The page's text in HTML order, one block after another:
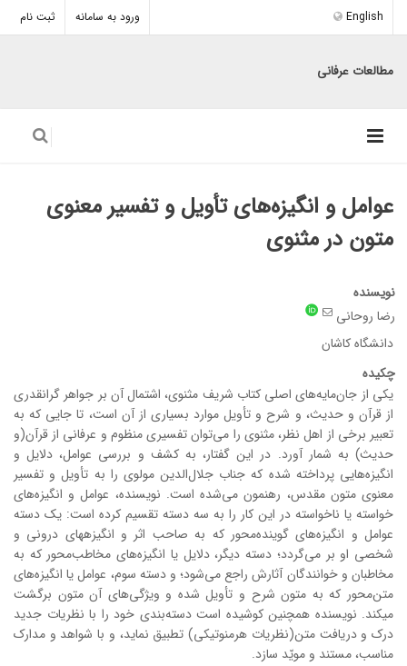
ورود به سامانه ثبت نام English
مطالعات عرفانی
عوامل و انگیزه‌های تأویل و تفسیر معنوی
متون در مثنوی
نویسنده
رضا روحانی
دانشگاه کاشان
چکیده
یکی از جان‌مایه‌های اصلی کتاب شریف مثنوی، اشتمال آن بر جواهر گرانقدری
از قرآن و حدیث، و شرح و تأویل موارد بسیاری از آن است، تا جایی که به
تعبیر برخی از اهل نظر، مثنوی را می‌توان تفسیری منظوم و عرفانی از قرآن(و
حدیث) به شمار آورد. در این گفتار، به کشف و بررسی عوامل، دلایل و
انگیزه‌هایی پرداخته شده که جناب جلال‌الدین مولوی را به تأویل و تفسیر
معنوی متون مقدس، رهنمون می‌شده است. نویسنده، عوامل و انگیزه‌های
خواسته یا ناخواسته در این کار را به سه دسته تقسیم کرده است: یک دسته
عوامل و انگیزه‌های گوینده‌‌محور که به صاحب اثر و انگیزه‏های درونی و
شخصی او بر می‌گردد؛ دسته دیگر، دلایل یا انگیزه‌‍‌های مخاطب‌محور که به
مخاطبان و خوانندگان آثارش راجع می‌شود؛ و دسته سوم، عوامل یا انگیزه‌های
متن‌محور که به متون شرح و تأویل شده و ویژگی‌های آن متون برگشت
می‏کند. نویسنده همچنین کوشیده است دسته‌بندی خود را با نظریات جدید
درک و دریافت متن(نظریات هرمنوتیکی) تطبیق نماید، و با شواهد و مدارک
مناسب، مستند و مویّد سازد.